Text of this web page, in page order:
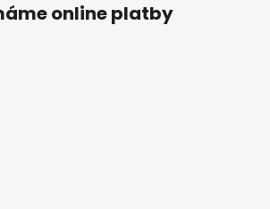
online platby